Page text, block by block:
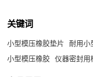
关键词
小型模压橡胶垫片 耐用小
小型模压橡胶 仪器密封用